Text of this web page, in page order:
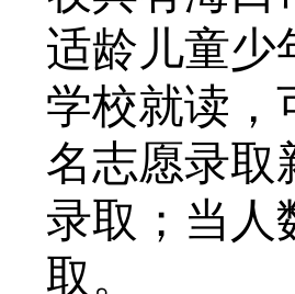
适龄儿童少
学校就读，
名志愿录取
录取；当人
取。